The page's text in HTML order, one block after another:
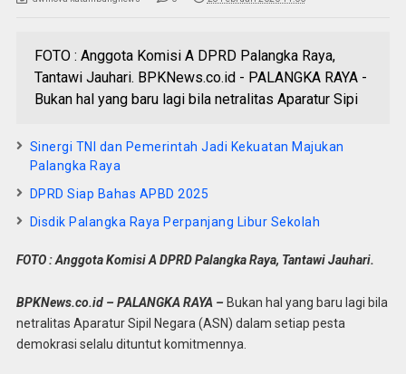
FOTO : Anggota Komisi A DPRD Palangka Raya,
Tantawi Jauhari. BPKNews.co.id - PALANGKA RAYA -
Bukan hal yang baru lagi bila netralitas Aparatur Sipi
Sinergi TNI dan Pemerintah Jadi Kekuatan Majukan
Palangka Raya
DPRD Siap Bahas APBD 2025
Disdik Palangka Raya Perpanjang Libur Sekolah
FOTO : Anggota Komisi A DPRD Palangka Raya, Tantawi Jauhari.
BPKNews.co.id – PALANGKA RAYA – Bukan hal yang baru lagi bila
netralitas Aparatur Sipil Negara (ASN) dalam setiap pesta
demokrasi selalu dituntut komitmennya.